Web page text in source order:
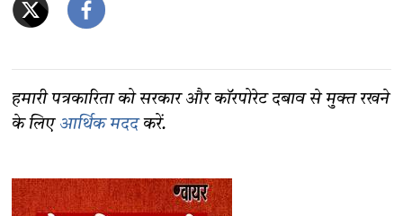
हमारी पत्रकारिता को सरकार और कॉरपोरेट दबाव से मुक्त रखने
के लिए आर्थिक मददकरें.